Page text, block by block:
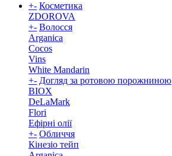
+- Косметика
ZDOROVA
+- Волосся
Arganica
Cocos
Vins
White Mandarin
+- Догляд за ротовою порожниною
BIOX
DeLaMark
Flori
Ефірні олії
+- Обличчя
Кінезіо тейп